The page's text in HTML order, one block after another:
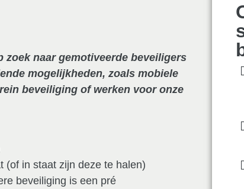
zoek naar gemotiveerde beveiligers
mogelijkheden, zoals mobiele
beveiliging of werken voor onze
(of in staat zijn deze te halen)
beveiliging is een pré